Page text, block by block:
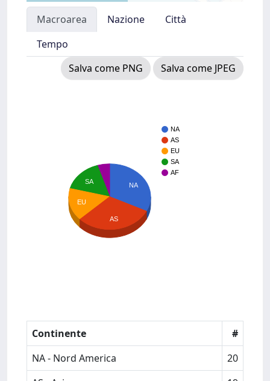
Macroarea Nazione
Città
Tempo
Salva come PNG
Salva come JPEG
NA
AS
EU
SA
AF
NA
SA
EU
AS
Continente
#
NA - Nord America
20